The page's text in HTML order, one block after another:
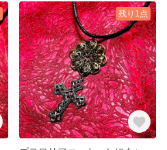
残り1点